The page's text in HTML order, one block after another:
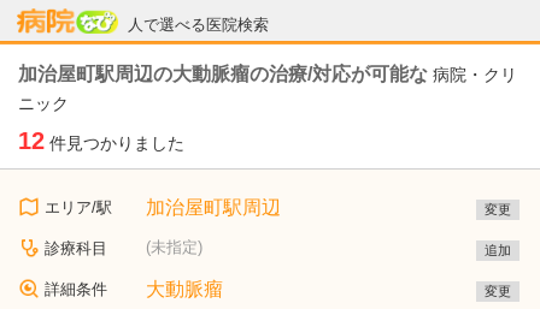
人で選べる医院検索
病院なび
加治屋町駅周辺の大動脈瘤の治療/対応が可能な 病院・クリ
ニック
12 件見つかりました
エリア/駅 加治屋町駅周辺 変更
診療科目 (未指定) 追加
詳細条件 大動脈瘤 変更